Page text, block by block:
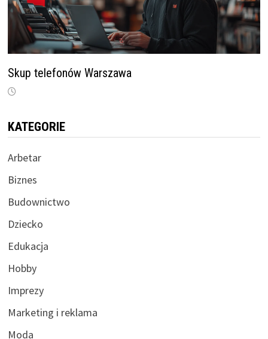
Skup telefonów Warszawa
KATEGORIE
Arbetar
Biznes
Budownictwo
Dziecko
Edukacja
Hobby
Imprezy
Marketing i reklama
Moda